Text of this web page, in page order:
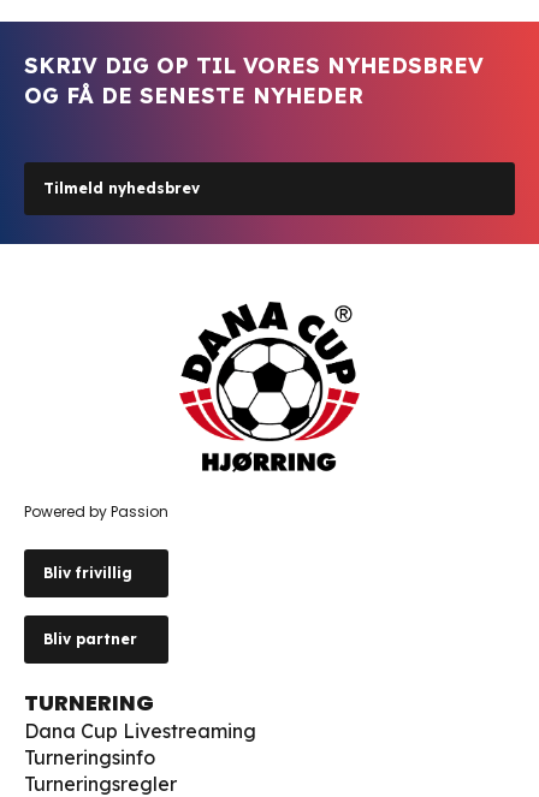
SKRIV DIG OP TIL VORES NYHEDSBREV
OG FÅ DE SENESTE NYHEDER
Tilmeld nyhedsbrev
Powered by Passion
Bliv frivillig
Bliv partner
TURNERING
Dana Cup Livestreaming
Turneringsinfo
Turneringsregler